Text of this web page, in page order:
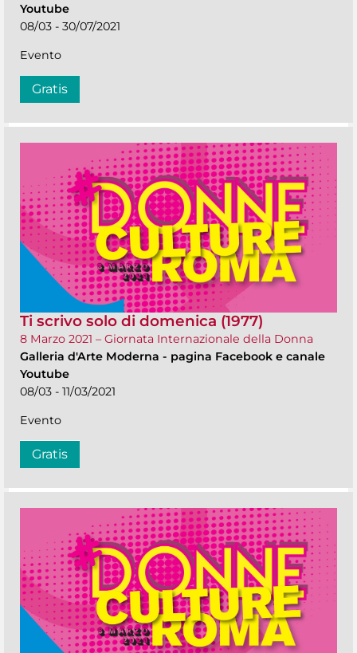
Youtube
08/03 - 30/07/2021
Evento
Gratis
Ti scrivo solo di domenica (1977)
8 Marzo 2021 – Giornata Internazionale della Donna
Galleria d'Arte Moderna - pagina Facebook e canale
Youtube
08/03 - 11/03/2021
Evento
Gratis